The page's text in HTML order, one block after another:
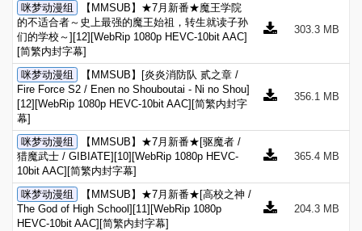
咪梦动漫组
【MMSUB】★7月新番★魔王学院
的不适合者～史上最强的魔王始祖，转生就读子孙
们的学校～][12][WebRip 1080p HEVC-10bit AAC]
[简繁内封字幕]
303.3 MB
咪梦动漫组
【MMSUB】[炎炎消防队 贰之章 /
Fire Force S2 / Enen no Shouboutai - Ni no Shou]
[12][WebRip 1080p HEVC-10bit AAC][简繁内封字
幕]
356.1 MB
咪梦动漫组
【MMSUB】★7月新番★[驱魔者 /
猎魔武士 / GIBIATE][10][WebRip 1080p HEVC-
10bit AAC][简繁内封字幕]
365.4 MB
咪梦动漫组
【MMSUB】★7月新番★[高校之神 /
The God of High School][11][WebRip 1080p
HEVC-10bit AAC][简繁内封字幕]
204.3 MB